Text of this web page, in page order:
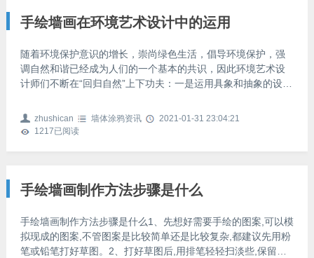
绘
手绘墙画在环境艺术设计中的运用
随着环境保护意识的增长，崇尚绿色生活，倡导环境保护，强
调自然和谐已经成为人们的一个基本的共识，因此环境艺术设
计师们不断在“回归自然”上下功夫：一是运用具象和抽象的设计
无污染的装饰材料。手绘墙画以墙漆和丙烯为主要材料。丙烯
是20世纪50年代开发运用的水性颜料，没有甲醛等挥发性污染
墙画的
zhushican 墙体涂鸦资讯
2021-01-31 23:04:21
1217已阅读
手绘墙画制作方法步骤是什么
手绘墙画制作方法步骤是什么1、先想好需要手绘的图案,可以模
拟现成的图案,不管图案是比较简单还是比较复杂,都建议先用粉
笔或铅笔打好草图。2、打好草图后,用排笔轻轻扫淡些,保留痕